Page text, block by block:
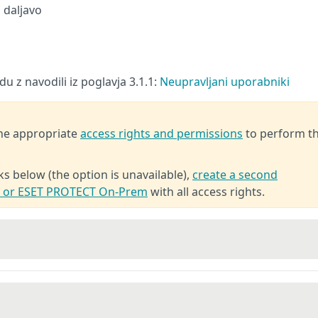
daljavo
z navodili iz poglavja 3.1.1: Neupravljani uporabniki
appropriateaccess rights and permissions to perform
below (the option is unavailable), create a second
ESET PROTECT On-Prem with all access rights.